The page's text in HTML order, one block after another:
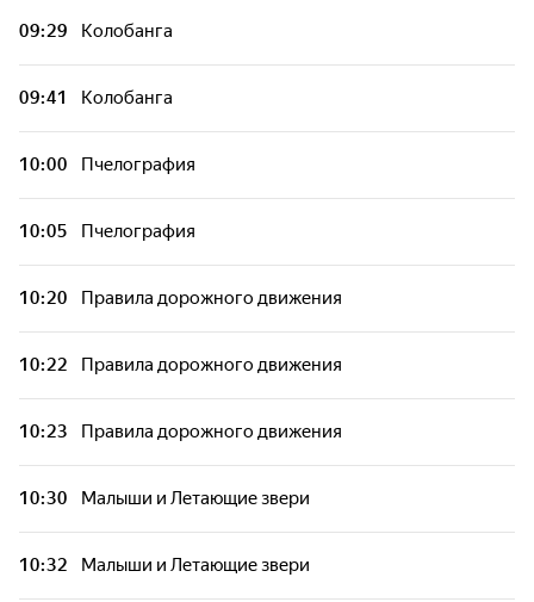
09:29 Колобанга
09:41 Колобанга
10:00 Пчелография
10:05 Пчелография
10:20 Правила дорожного движения
10:22 Правила дорожного движения
10:23 Правила дорожного движения
10:30 Малыши и Летающие звери
10:32 Малыши и Летающие звери